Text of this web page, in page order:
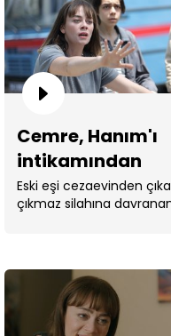
Cemre, Hanım'ı
intikamından
vazgeçiriyor!
Eski eşi cezaevinden
çıkmaz silahına